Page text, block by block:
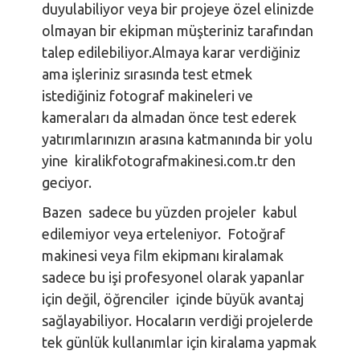
duyulabiliyor veya bir projeye özel elinizde
olmayan bir ekipman müşteriniz tarafından
talep edilebiliyor.Almaya karar verdiğiniz
ama işleriniz sırasında test etmek
istediğiniz fotograf makineleri ve
kameraları da almadan önce test ederek
yatırımlarınızın arasına katmanında bir yolu
yine kiralikfotografmakinesi.com.tr den
geciyor.
Bazen sadece bu yüzden projeler kabul
edilemiyor veya erteleniyor. Fotoğraf
makinesi veya film ekipmanı kiralamak
sadece bu işi profesyonel olarak yapanlar
için değil, öğrenciler içinde büyük avantaj
sağlayabiliyor. Hocaların verdiği projelerde
tek günlük kullanımlar için kiralama yapmak